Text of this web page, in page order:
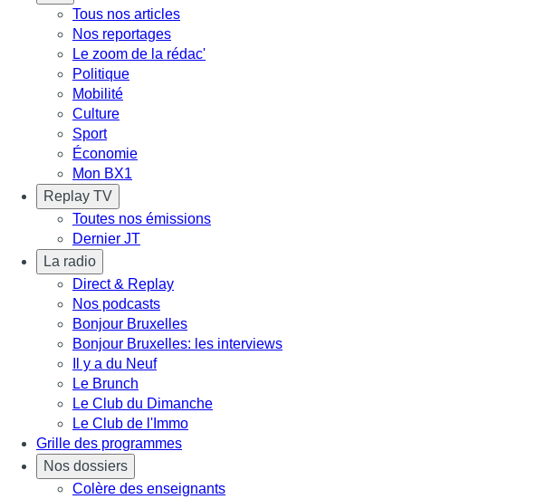
Tous nos articles
Nos reportages
Le zoom de la rédac'
Politique
Mobilité
Culture
Sport
Économie
Mon BX1
Replay TV
Toutes nos émissions
Dernier JT
La radio
Direct & Replay
Nos podcasts
Bonjour Bruxelles
Bonjour Bruxelles: les interviews
Il y a du Neuf
Le Brunch
Le Club du Dimanche
Le Club de l'Immo
Grille des programmes
Nos dossiers
Colère des enseignants